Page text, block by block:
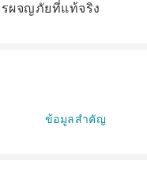
รผจญภัยที่แท้จริง
ข้อมูลสำคัญ